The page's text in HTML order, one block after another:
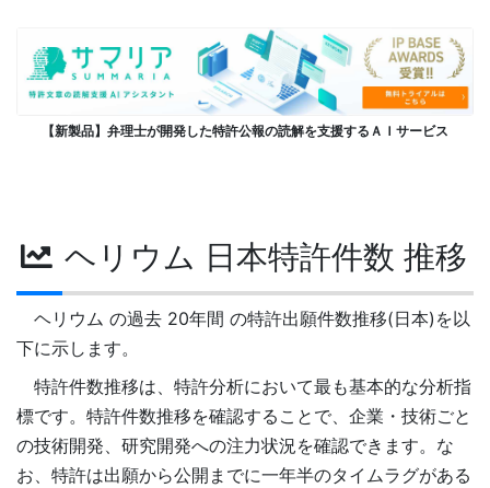
【新製品】弁理士が開発した特許公報の読解を支援するＡＩサービス
ヘリウム 日本特許件数 推移
ヘリウム の過去 20年間 の特許出願件数推移(日本)を以
下に示します。
特許件数推移は、特許分析において最も基本的な分析指
標です。特許件数推移を確認することで、企業・技術ごと
の技術開発、研究開発への注力状況を確認できます。な
お、特許は出願から公開までに一年半のタイムラグがある